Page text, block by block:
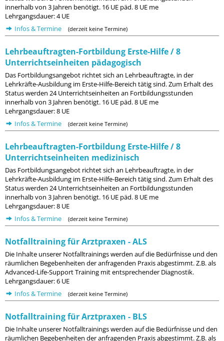
innerhalb von 3 Jahren benötigt. 16 UE päd. 8 UE me
Lehrgangsdauer: 4 UE
Infos & Termine
(derzeit keine Termine)
Lehrbeauftragten-Fortbildung Erste-Hilfe / 8
Unterrichtseinheiten pädagogisch
Das Fortbildungsangebot richtet sich an Lehrbeauftragte, in der
Lehrkräfte-Ausbildung im Erste-Hilfe-Bereich tätig sind. Zum Erhalt des
Status werden 24 Unterrichtseinheiten an Fortbildungsstunden
innerhalb von 3 Jahren benötigt. 16 UE päd. 8 UE me
Lehrgangsdauer: 8 UE
Infos & Termine
(derzeit keine Termine)
Lehrbeauftragten-Fortbildung Erste-Hilfe / 8
Unterrichtseinheiten medizinisch
Das Fortbildungsangebot richtet sich an Lehrbeauftragte, in der
Lehrkräfte-Ausbildung im Erste-Hilfe-Bereich tätig sind. Zum Erhalt des
Status werden 24 Unterrichtseinheiten an Fortbildungsstunden
innerhalb von 3 Jahren benötigt. 16 UE päd. 8 UE me
Lehrgangsdauer: 8 UE
Infos & Termine
(derzeit keine Termine)
Notfalltraining für Arztpraxen - ALS
Die Inhalte unserer Notfalltrainings werden auf die Bedürfnisse und den
räumlichen Begebenheiten der anfragenden Praxis abgestimmt. Z.B. als
Advanced-Life-Support Training mit entsprechender Diagnostik.
Lehrgangsdauer: 6 UE
Infos & Termine
(derzeit keine Termine)
Notfalltraining für Arztpraxen - BLS
Die Inhalte unserer Notfalltrainings werden auf die Bedürfnisse und den
räumlichen Begebenheiten der anfragenden Praxis abgestimmt. Z.B. als